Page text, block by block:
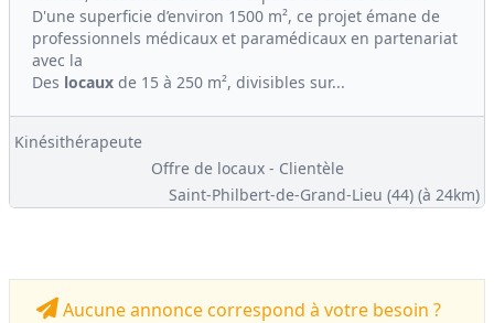
D'une superficie d’environ 1500 m², ce projet émane de
professionnels médicaux et paramédicaux en partenariat
avec la
Des locaux de 15 à 250 m², divisibles sur...
Kinésithérapeute
Offre de locaux - Clientèle
Saint-Philbert-de-Grand-Lieu (44) (à 24km)
Aucune annonce correspond à votre besoin ?